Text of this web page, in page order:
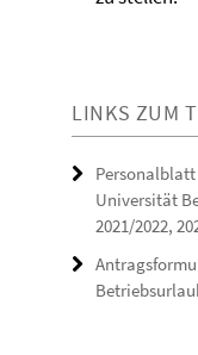
LINKS ZUM
Personalblatt
Universität
2021/2022,